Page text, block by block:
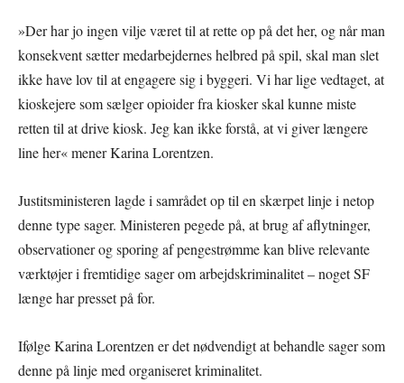
»Der har jo ingen vilje været til at rette op på det her, og når man
konsekvent sætter medarbejdernes helbred på spil, skal man slet
ikke have lov til at engagere sig i byggeri. Vi har lige vedtaget, at
kioskejere som sælger opioider fra kiosker skal kunne miste
retten til at drive kiosk. Jeg kan ikke forstå, at vi giver længere
line her« mener Karina Lorentzen.
Justitsministeren lagde i samrådet op til en skærpet linje i netop
denne type sager. Ministeren pegede på, at brug af aflytninger,
observationer og sporing af pengestrømme kan blive relevante
værktøjer i fremtidige sager om arbejdskriminalitet – noget SF
længe har presset på for.
Ifølge Karina Lorentzen er det nødvendigt at behandle sager som
denne på linje med organiseret kriminalitet.